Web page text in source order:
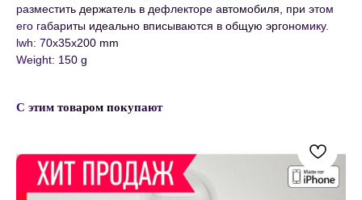
разместить держатель в дефлекторе автомобиля, при этом
его габариты идеально вписываются в общую эргономику.
lwh: 70x35x200 mm
Weight: 150 g
С этим товаром покупают